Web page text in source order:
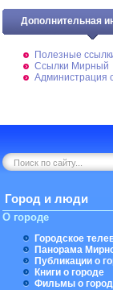
Дополнительная
Полезные
Ссылки Мирный
Администрация
Город и люди
О городе
Городское
Панорама
Публикации о
Книги о городе
Фильмы о